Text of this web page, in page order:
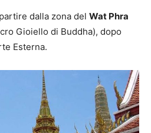
dalla zona del Wat Phra
Gioiello di Buddha), dopo
Esterna.